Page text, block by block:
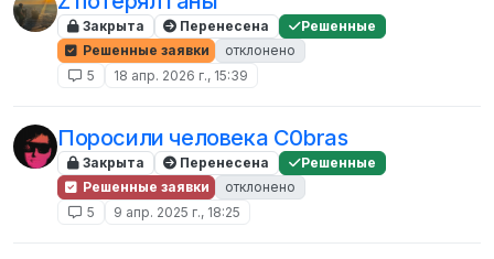
Закрыта Перенесена
Решенные
Решенные заявки
отклонено
5
18 апр. 2026 г., 15:39
Поросили человека C0bras
Закрыта Перенесена
Решенные
Решенные заявки
отклонено
5
9 апр. 2025 г., 18:25